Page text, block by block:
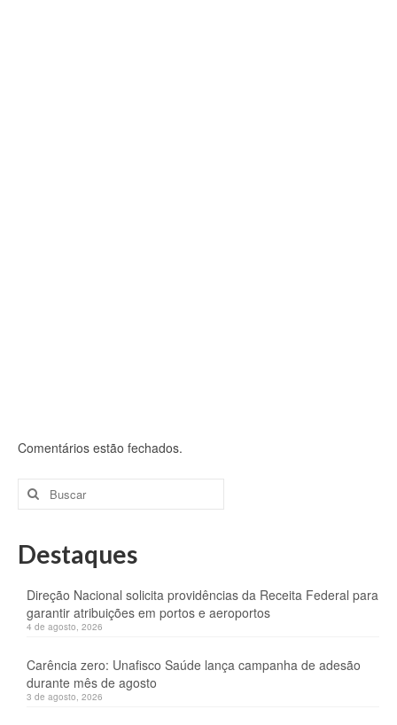
Comentários estão fechados.
Buscar
por:
Destaques
Direção Nacional solicita providências da Receita Federal para
garantir atribuições em portos e aeroportos
4 de agosto, 2026
Carência zero: Unafisco Saúde lança campanha de adesão
durante mês de agosto
3 de agosto, 2026